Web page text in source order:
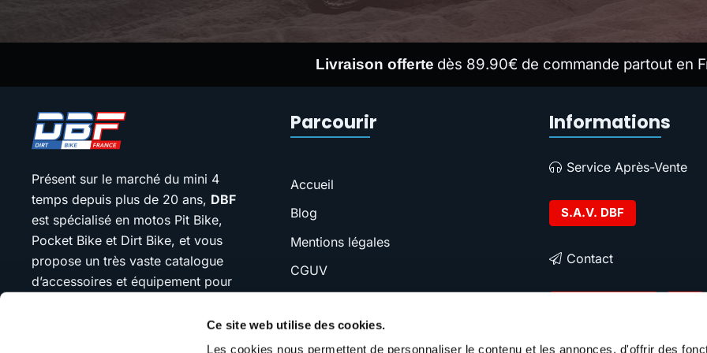
Ce site web utilise des cookies.
Les cookies nous permettent de personnaliser le contenu et les annonces, d'offrir des
Livraison offerte dès 89.90€ de commande partout en
Présent sur le marché du mini 4
temps depuis plus de 20 ans, DBF
est spécialisé en motos Pit Bike,
Pocket Bike et Dirt Bike, et vous
propose un très vaste catalogue
d’accessoires et équipement pour
Notre devise : “jamais plus cher que
Parcourir
Accueil
Blog
Mentions légales
CGUV
SAV
Informations
Service Après-Vente
S.A.V. DBF
Contact